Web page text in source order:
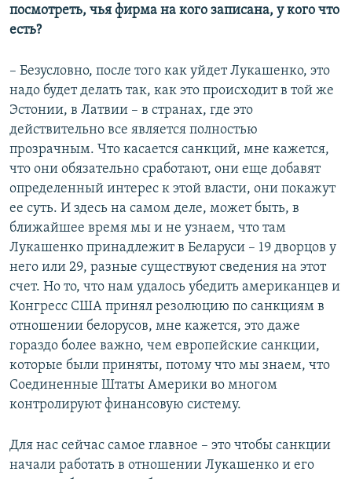
посмотреть, чья фирма на кого записана, у кого что
есть?
– Безусловно, после того как уйдет Лукашенко, это
надо будет делать так, как это происходит в той же
Эстонии, в Латвии – в странах, где это
действительно все является полностью
прозрачным. Что касается санкций, мне кажется,
что они обязательно сработают, они еще добавят
определенный интерес к этой власти, они покажут
ее суть. И здесь на самом деле, может быть, в
ближайшее время мы и не узнаем, что там
Лукашенко принадлежит в Беларуси – 19 дворцов у
него или 29, разные существуют сведения на этот
счет. Но то, что нам удалось убедить американцев и
Конгресс США принял резолюцию по санкциям в
отношении белорусов, мне кажется, это даже
гораздо более важно, чем европейские санкции,
которые были приняты, потому что мы знаем, что
Соединенные Штаты Америки во многом
контролируют финансовую систему.
Для нас сейчас самое главное – это чтобы санкции
начали работать в отношении Лукашенко и его